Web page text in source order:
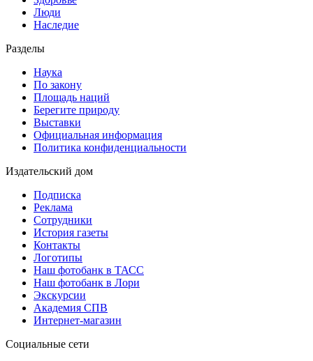
Люди
Наследие
Разделы
Наука
По закону
Площадь наций
Берегите природу
Выставки
Официальная информация
Политика конфиденциальности
Издательский дом
Подписка
Реклама
Сотрудники
История газеты
Контакты
Логотипы
Наш фотобанк в ТАСС
Наш фотобанк в Лори
Экскурсии
Академия СПВ
Интернет-магазин
Социальные сети